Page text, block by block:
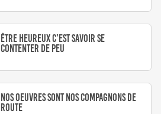
Être heureux c’est savoir se
contenter de peu
Nos oeuvres sont nos compagnons de
route